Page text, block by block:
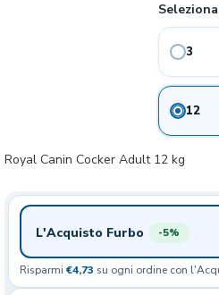
3
12
Royal Canin Cocker Adult 12 kg
L'Acquisto Furbo -5%
Risparmi €4,73 su ogni ordine con